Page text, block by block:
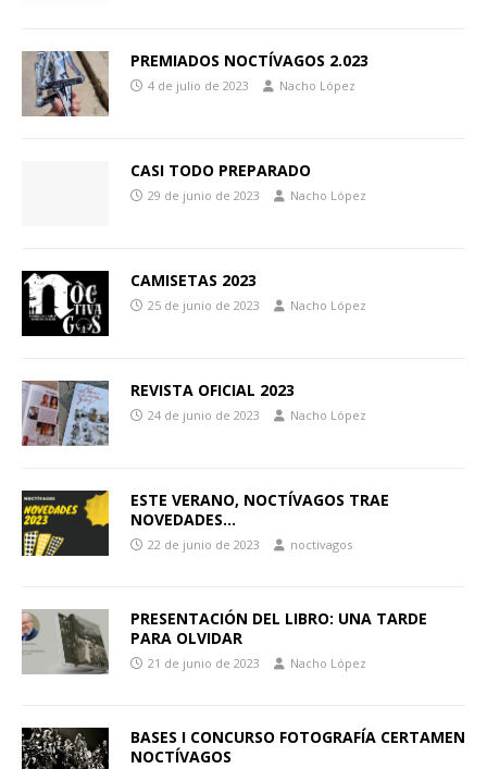
PREMIADOS NOCTÍVAGOS 2.023
4 de julio de 2023 Nacho López
CASI TODO PREPARADO
29 de junio de 2023 Nacho López
CAMISETAS 2023
25 de junio de 2023 Nacho López
REVISTA OFICIAL 2023
24 de junio de 2023 Nacho López
ESTE VERANO, NOCTÍVAGOS TRAE
NOVEDADES…
22 de junio de 2023 noctivagos
PRESENTACIÓN DEL LIBRO: UNA TARDE
PARA OLVIDAR
21 de junio de 2023 Nacho López
BASES I CONCURSO FOTOGRAFÍA CERTAMEN
NOCTÍVAGOS